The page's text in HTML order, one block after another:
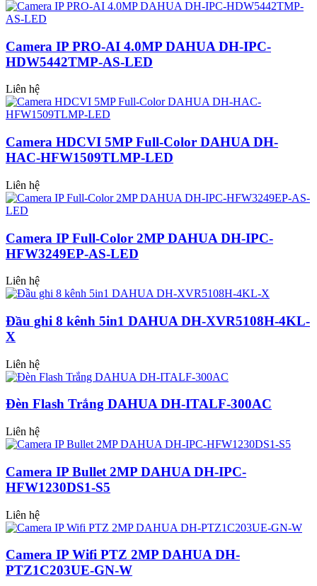
Camera IP PRO-AI 4.0MP DAHUA DH-IPC-
HDW5442TMP-AS-LED
Liên hệ
Camera HDCVI 5MP Full-Color DAHUA DH-
HAC-HFW1509TLMP-LED
Liên hệ
Camera IP Full-Color 2MP DAHUA DH-IPC-
HFW3249EP-AS-LED
Liên hệ
Đầu ghi 8 kênh 5in1 DAHUA DH-XVR5108H-4KL-
X
Liên hệ
Đèn Flash Trắng DAHUA DH-ITALF-300AC
Liên hệ
Camera IP Bullet 2MP DAHUA DH-IPC-
HFW1230DS1-S5
Liên hệ
Camera IP Wifi PTZ 2MP DAHUA DH-
PTZ1C203UE-GN-W